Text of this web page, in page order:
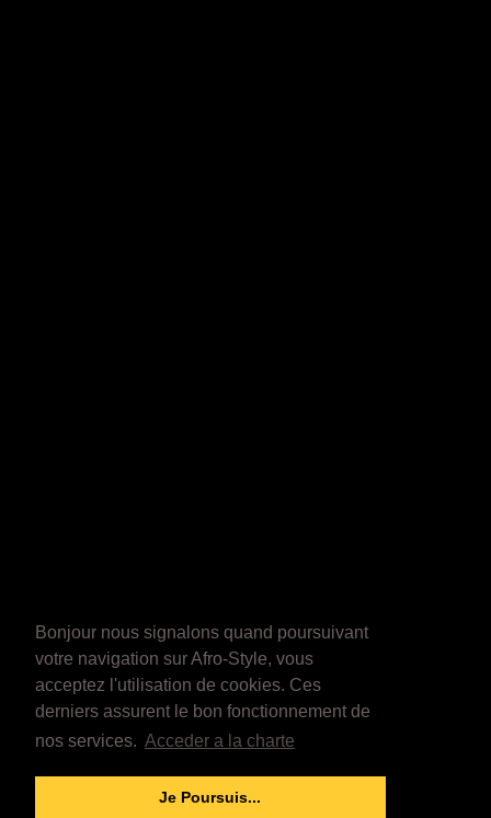
Bonjour nous signalons quand poursuivant
votre navigation sur Afro-Style, vous
acceptez l'utilisation de cookies. Ces
derniers assurent le bon fonctionnement de
nos services. Acceder a la charte
Je Poursuis...